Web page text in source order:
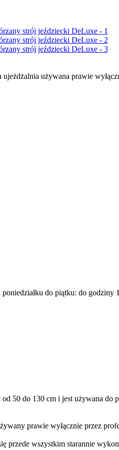
używana prawie
do piątku: do godziny
50 do 130 cm i jest używana
prawie wyłącznie przez
przede wszystkim starannie